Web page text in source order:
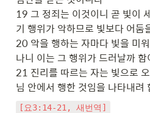
19 그 정죄는 이것이니 곧 빛이
기 행위가 악하므로 빛보다 어둠
20 악을 행하는 자마다 빛을 미
나니 이는 그 행위가 드러날까 함
21 진리를 따르는 자는 빛으로
님 안에서 행한 것임을 나타내려
[요3:14-21, 새번역]